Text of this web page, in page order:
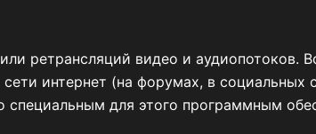
ретрансляций видео и аудиопотоков.
интернет (на форумах, в социальных
для этого программным